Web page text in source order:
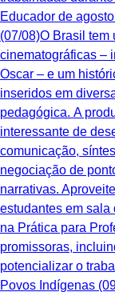
Educador de
(07/08)O Brasil tem
cinematográficas –
Oscar – e um
inseridos em
pedagógica. A
interessante de
comunicação,
negociação de
narrativas.
estudantes em sala
na Prática para
promissoras,
potencializar o
Povos Indígenas